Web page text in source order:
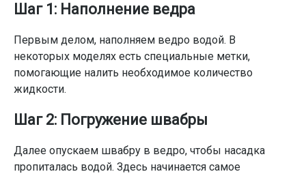
Шаг 1: Наполнение ведра
Первым делом, наполняем ведро водой. В
некоторых моделях есть специальные метки,
помогающие налить необходимое количество
жидкости.
Шаг 2: Погружение швабры
Далее опускаем швабру в ведро, чтобы насадка
пропиталась водой. Здесь начинается самое